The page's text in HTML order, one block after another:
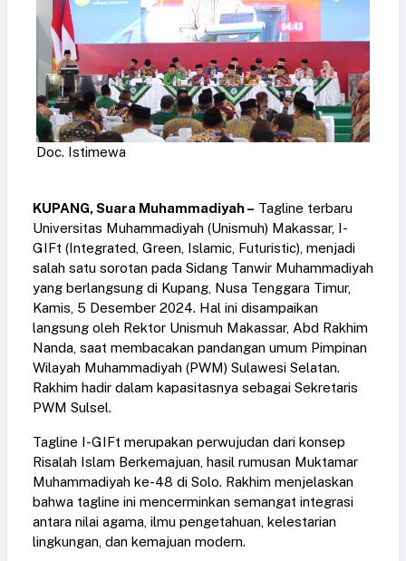
Doc. Istimewa
KUPANG, Suara Muhammadiyah – Tagline terbaru
Universitas Muhammadiyah (Unismuh) Makassar, I-
GIFt (Integrated, Green, Islamic, Futuristic), menjadi
salah satu sorotan pada Sidang Tanwir Muhammadiyah
yang berlangsung di Kupang, Nusa Tenggara Timur,
Kamis, 5 Desember 2024. Hal ini disampaikan
langsung oleh Rektor Unismuh Makassar, Abd Rakhim
Nanda, saat membacakan pandangan umum Pimpinan
Wilayah Muhammadiyah (PWM) Sulawesi Selatan.
Rakhim hadir dalam kapasitasnya sebagai Sekretaris
PWM Sulsel.
Tagline I-GIFt merupakan perwujudan dari konsep
Risalah Islam Berkemajuan, hasil rumusan Muktamar
Muhammadiyah ke-48 di Solo. Rakhim menjelaskan
bahwa tagline ini mencerminkan semangat integrasi
antara nilai agama, ilmu pengetahuan, kelestarian
lingkungan, dan kemajuan modern.